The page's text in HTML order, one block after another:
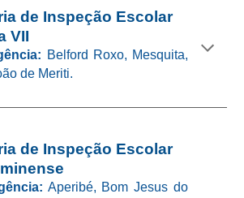
de Inspeção Escolar
VII
Belford Roxo, Mesquita,
de Meriti.
de Inspeção Escolar
Aperibé, Bom Jesus do